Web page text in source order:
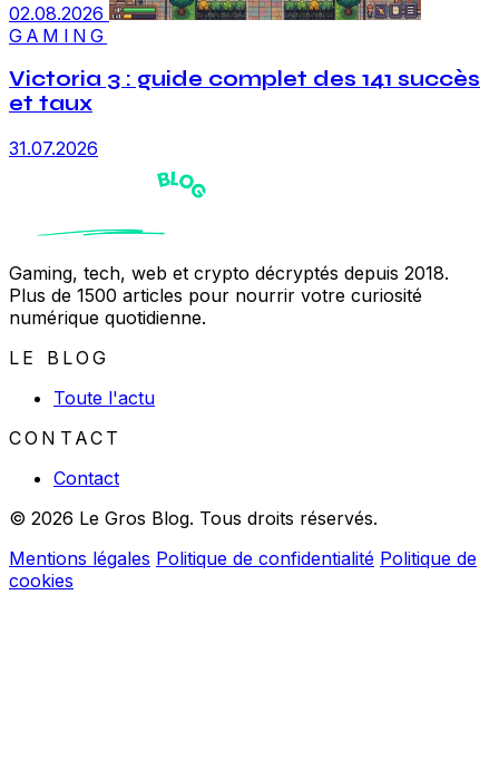
02.08.2026
GAMING
Victoria 3 : guide complet des 141 succès
et taux
31.07.2026
Gaming, tech, web et crypto décryptés depuis 2018.
Plus de 1500 articles pour nourrir votre curiosité
numérique quotidienne.
LE BLOG
Toute l'actu
CONTACT
Contact
© 2026 Le Gros Blog. Tous droits réservés.
Mentions légales Politique de confidentialité Politique de
cookies